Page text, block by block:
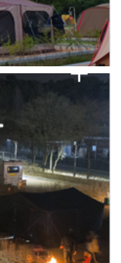
날 변경 안내
지
날 변경 안내
지
[6/1]전산시스템 점검 및 안정화에 따른 서비스 이용 제한 안내